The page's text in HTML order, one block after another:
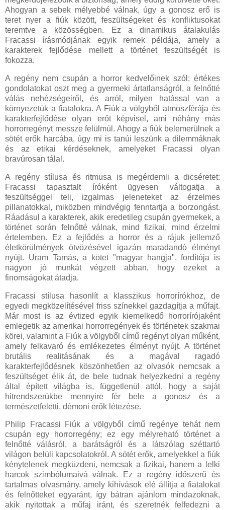
Ahogyan a sebek mélyebbé válnak, úgy a gonosz erő is
teret nyer a fiúk között, feszültségeket és konfliktusokat
teremtve a közösségben. Ez a dinamikus átalakulás
Fracassi írásmódjának egyik remek példája, amely a
karakterek fejlődése mellett a történet feszültségét is
fokozza.
A regény nem csupán a horror kedvelőinek szól; értékes
gondolatokat oszt meg a gyermeki ártatlanságról, a felnőtté
válás nehézségeiről, és arról, milyen hatással van a
környezetük a fiatalokra. A Fiúk a völgyből atmoszférája és
karakterfejlődése olyan erőt képvisel, ami néhány más
horrorregényt messze felülmúl. Ahogy a fiúk belemerülnek a
sötét erők harcába, úgy mi is tanúi leszünk a dilemmáknak
és az etikai kérdéseknek, amelyeket Fracassi olyan
bravúrosan tálal.
A regény stílusa és ritmusa is megérdemli a dicséretet:
Fracassi tapasztalt íróként ügyesen váltogatja a
feszültséggel teli, izgalmas jeleneteket az érzelmes
pillanatokkal, miközben mindvégig fenntartja a borzongást.
Ráadásul a karakterek, akik eredetileg csupán gyermekek, a
történet során felnőtté válnak, mind fizikai, mind érzelmi
értelemben. Ez a fejlődés a horror és a rájuk jellemző
életkörülmények ötvözésével igazán maradandó élményt
nyújt. Uram Tamás, a kötet "magyar hangja", fordítója is
nagyon jó munkát végzett abban, hogy ezeket a
finomságokat átadja.
Fracassi stílusa hasonlít a klasszikus horrorírókhoz, de
egyedi megközelítésével friss színekkel gazdagítja a műfajt.
Már most is az évtized egyik kiemelkedő horrorírójaként
emlegetik az amerikai horrorregények és történetek szakmai
körei, valamint a Fiúk a völgyből című regényt olyan műként,
amely felkavaró és emlékezetes élményt nyújt. A történet
brutális realitásának és a magával ragadó
karakterfejlődésnek köszönhetően az olvasók nemcsak a
feszültséget élik át, de bele tudnak helyezkedni a regény
által épített világba is, függetlenül attól, hogy a saját
hitrendszerükbe mennyire fér bele a gonosz és a
természetfeletti, démoni erők létezése.
Philip Fracassi Fiúk a völgyből című regénye tehát nem
csupán egy horrorregény; ez egy mélyreható történet a
felnőtté válásról, a barátságról és a látszólag széttartó
világon belüli kapcsolatokról. A sötét erők, amelyekkel a fiúk
kénytelenek megküzdeni, nemcsak a fizikai, hanem a lelki
harcok szimbólumaivá válnak. Ez a regény időszerű és
tartalmas olvasmány, amely kihívások elé állítja a fiatalokat
és felnőtteket egyaránt, így bátran ajánlom mindazoknak,
akik nyitottak a műfaj iránt, és szeretnék felfedezni a